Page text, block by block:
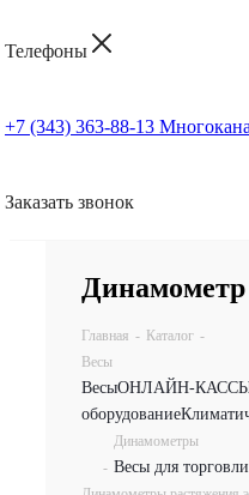
Телефоны
+7 (343) 363-88-13
Заказать звонок
Главная - Каталог -
Весы
ВесыОНЛАЙН-
оборудование
-
Динамометры
Весы для торговли